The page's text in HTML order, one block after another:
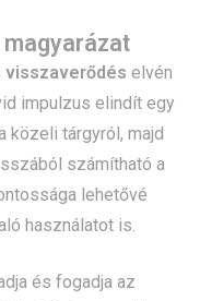
visszaverődés elvén
impulzus elindít egy
közeli tárgyról, majd
számítható a
lehetővé
használatot is.
és fogadja az